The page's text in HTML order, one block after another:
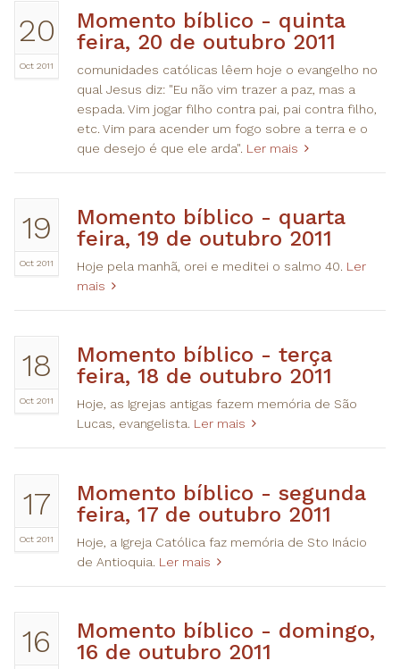
20
Oct 2011
​Momento bíblico - quinta
feira, 20 de outubro 2011
comunidades católicas lêem hoje o evangelho no
qual Jesus diz: "Eu não vim trazer a paz, mas a
espada. Vim jogar filho contra pai, pai contra filho,
etc. Vim para acender um fogo sobre a terra e o
que desejo é que ele arda". Ler mais
19
Oct 2011
​Momento bíblico - quarta
feira, 19 de outubro 2011
Hoje pela manhã, orei e meditei o salmo 40. Ler
mais
18
Oct 2011
​Momento bíblico - terça
feira, 18 de outubro 2011
Hoje, as Igrejas antigas fazem memória de São
Lucas, evangelista. Ler mais
17
Oct 2011
​Momento bíblico - segunda
feira, 17 de outubro 2011
Hoje, a Igreja Católica faz memória de Sto Inácio
de Antioquia. Ler mais
16
​Momento bíblico - domingo,
16 de outubro 2011